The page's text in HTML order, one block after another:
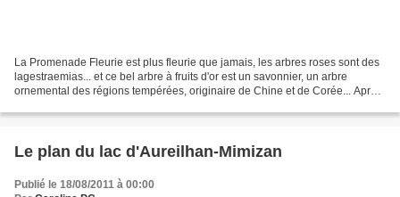
La Promenade Fleurie est plus fleurie que jamais, les arbres roses sont des
lagestraemias... et ce bel arbre à fruits d'or est un savonnier, un arbre
ornemental des régions tempérées, originaire de Chine et de Corée... Après
Le plan du lac d'Aureilhan-Mimizan
Publié le 18/08/2011 à 00:00